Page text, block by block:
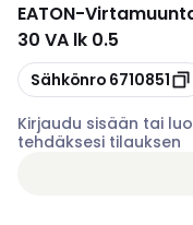
EATON-
30 VA lk 0.5
Kopioi
Sähkönro 6710851
Kirjaudu sisään tai
tehdäksesi tilauksen